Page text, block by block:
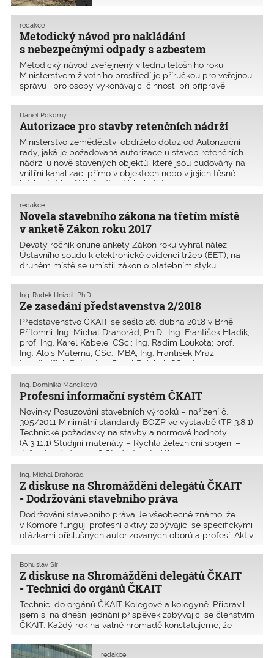
elektronického stavebního deníku dívá
názor Ministerstva pro místní rozvoj.
Metodický návod pro nakládání
s nebezpečnými odpady s azbestem
redakce
Metodický návod zveřejněný v lednu letošního roku
Ministerstvem životního prostředí je příručkou pro veřejnou
správu i pro osoby vykonávající činnosti při přípravě
v rámci výstavby a odstraňování staveb ovlivni
Autorizace pro stavby retenčních nádrží
Daniel Pokorný
Ministerstvo zemědělství obdrželo dotaz od Autorizační
rady, jaká je požadovaná autorizace u staveb retenčních
nádrží u nově stavěných objektů, které jsou budovány na
vnitřní kanalizaci přímo v objektech nebo v jejich těsné
blízkosti. Ve většině případů byly tyt
Novela stavebního zákona na třetím místě
v anketě Zákon roku 2017
redakce
Devátý ročník online ankety Zákon roku vyhrál nález
Ústavního soudu k elektronické evidenci tržeb (EET), na
druhém místě se umístil zákon o platebním styku
(PSD2) a na třetím novela stavebního zákona, jejímž aut
Ze zasedání představenstva 2/2018
Ing. Radek Hnízdil, Ph.D.
Představenstvo ČKAIT se sešlo 26. dubna 2018 v Brně.
Přítomni: Ing. Michal Drahorád, Ph.D.; Ing. František Hladík;
prof. Ing. Karel Kabele, CSc.; Ing. Radim Loukota; prof.
Ing. Alois Materna, CSc., MBA; Ing. František Mráz;
Ing. Jindřich Pater; Ing. Pavel Pejchal, CSc.; Ing.
Profesní informační systém ČKAIT
Ing. Dominika Mandíková
Novinky Posuzování stavebních výrobků – nařízení č.
305/2011 Minimální standardy BOZP ve výstavbě (TP 3.8.1)
Technické požadavky na stavby a normové hodnoty
(A 3.11.1) Studijní materiály – Rychlá železniční spojení –
Inženýrský den 2018 Studijní materiály
Z diskuse na Shromáždění delegátů ČKAIT
- Dodržování stavebního práva
Ing. Michal Drahorád
Dodržování stavebního práva Je všeobecně známo, že
v Komoře fungují profesní aktivy zabývající se specifickými
otázkami příslušných autorizovaných oborů a profesí. Aktiv
navrhování, schvalování, provádění
Z diskuse na Shromáždění delegátů ČKAIT
- Technici do orgánů ČKAIT
Bohuslav Šír
Technici do orgánů ČKAIT Kolegové a kolegyně. Připravil
jsem si na dnešní jednání příspěvek zabývající se členstvím
ČKAIT. Každý rok na valné hromadě konstatujeme, že
zájem o schůzování i seminářů s
redakce